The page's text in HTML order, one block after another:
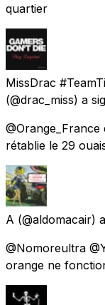
quartier
MissDrac
(@drac_miss) a
rétablie le 29
A (@aldomacair)
@Nomoreultra
orange ne